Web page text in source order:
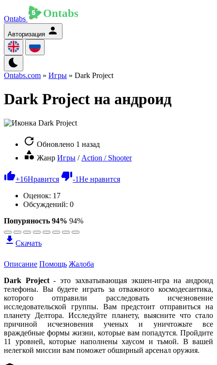
Ontabs
Авторизация
Ontabs.com » Игры » Dark Project
Dark Project на андроид
Обновлено 1 назад
Жанр Игры / Action / Shooter
+16Нравится -1Не нравится
Оценок: 17
Обсуждений: 0
Попуряность 94% 94%
Скачать
Описание Помощь Жалоба
Dark Project- это захватывающая экшен-игра на андроид
телефоны. Вы будете играть за отважного космодесантика,
которого отправили расследовать исчезновение
исследовательской группы. Вам предстоит отправиться на
планету Делтора. Исследуйте планету, выясните что стало
причиной исчезновения ученых и уничтожьте все
враждебные формы жизни, которые вам попадутся. Пройдите
11 уровней, которые наполнены хаусом и тьмой. В вашей
нелегкой миссии вам поможет обширный арсенал оружия.